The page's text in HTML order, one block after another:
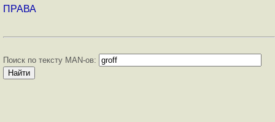
ПРАВА
Поиск по тексту MAN-ов: